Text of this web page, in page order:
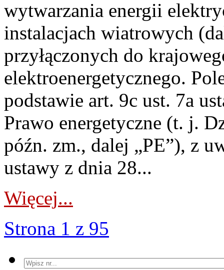
wytwarzania energii
instalacjach wiatrowych
przyłączonych do
elektroenergetycznego.
podstawie art. 9c ust. 7a
Prawo energetyczne (t. j.
późn. zm., dalej „PE”), z
ustawy z dnia 28...
Więcej...
Strona 1 z 95